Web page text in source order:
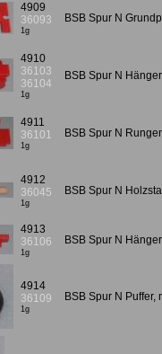
4909
36093
1g
BSB Spur N
4910
36103
36104
1g
BSB Spur N
4911
36101
1g
BSB Spur N
4912
36045
1g
BSB Spur N
4913
36106
1g
BSB Spur N
4914
36109
1g
BSB Spur N Puffer,